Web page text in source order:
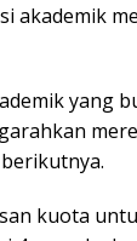
akademik
yang
kuota